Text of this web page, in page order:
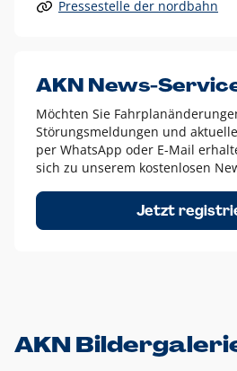
Alle anderen Logo-Varianten dürfen
Diese Ausnahmen sind zum Beispiel:
dem AKN Blau,
weißes Logo auf
schwarzes Logo für reine
Um das Logo herum muss ein
Höhe bzw. Breite des N aus AKN in
Pressestelle der nordbahn
AKN News-
Möchten Sie
Störungsmeldungen und
per WhatsApp oder E-Mail
sich zu unserem kostenlosen
Jetzt
AKN